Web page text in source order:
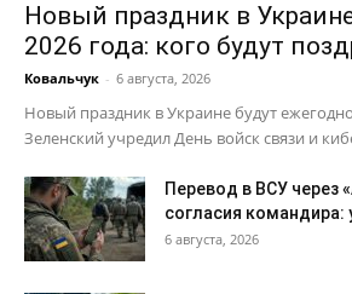
Новый праздник в
2026 года: кого будут
Ковальчук - 6 августа, 2026
Новый праздник в Украине будут
Зеленский учредил День войск связи и
Перевод в ВСУ через
согласия командира:
6 августа, 2026